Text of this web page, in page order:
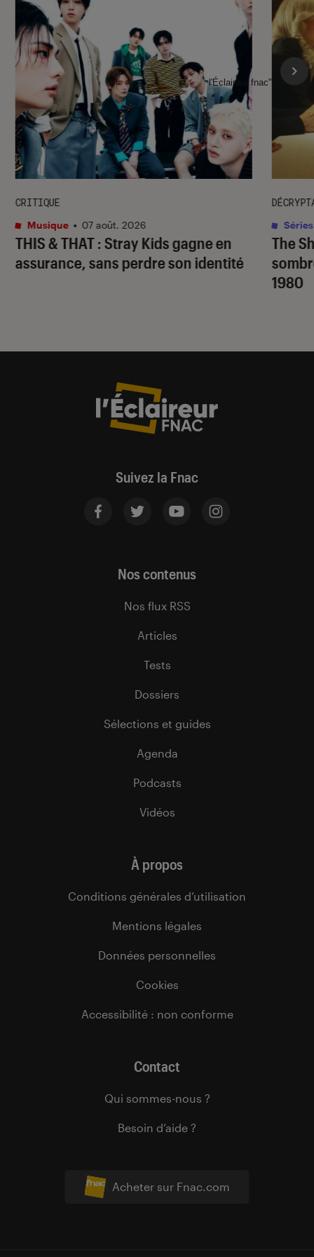
THIS & THAT: Stray Kids gagne en
assurance, sans perdre son identité
CRITIQUE
Musique • 07 août. 2026
The
1980
Séries
l'Éclaireur fnac">
Suivez la Fnac
Acheter sur Fnac.com
Nos contenus
Nos flux RSS
Articles
Tests
Dossiers
Sélections et guides
Agenda
Podcasts
Vidéos
À propos
Conditions générales d’utilisation
Mentions légales
Données personnelles
Cookies
Accessibilité : non conforme
Contact
Qui sommes-nous ?
Besoin d’aide ?